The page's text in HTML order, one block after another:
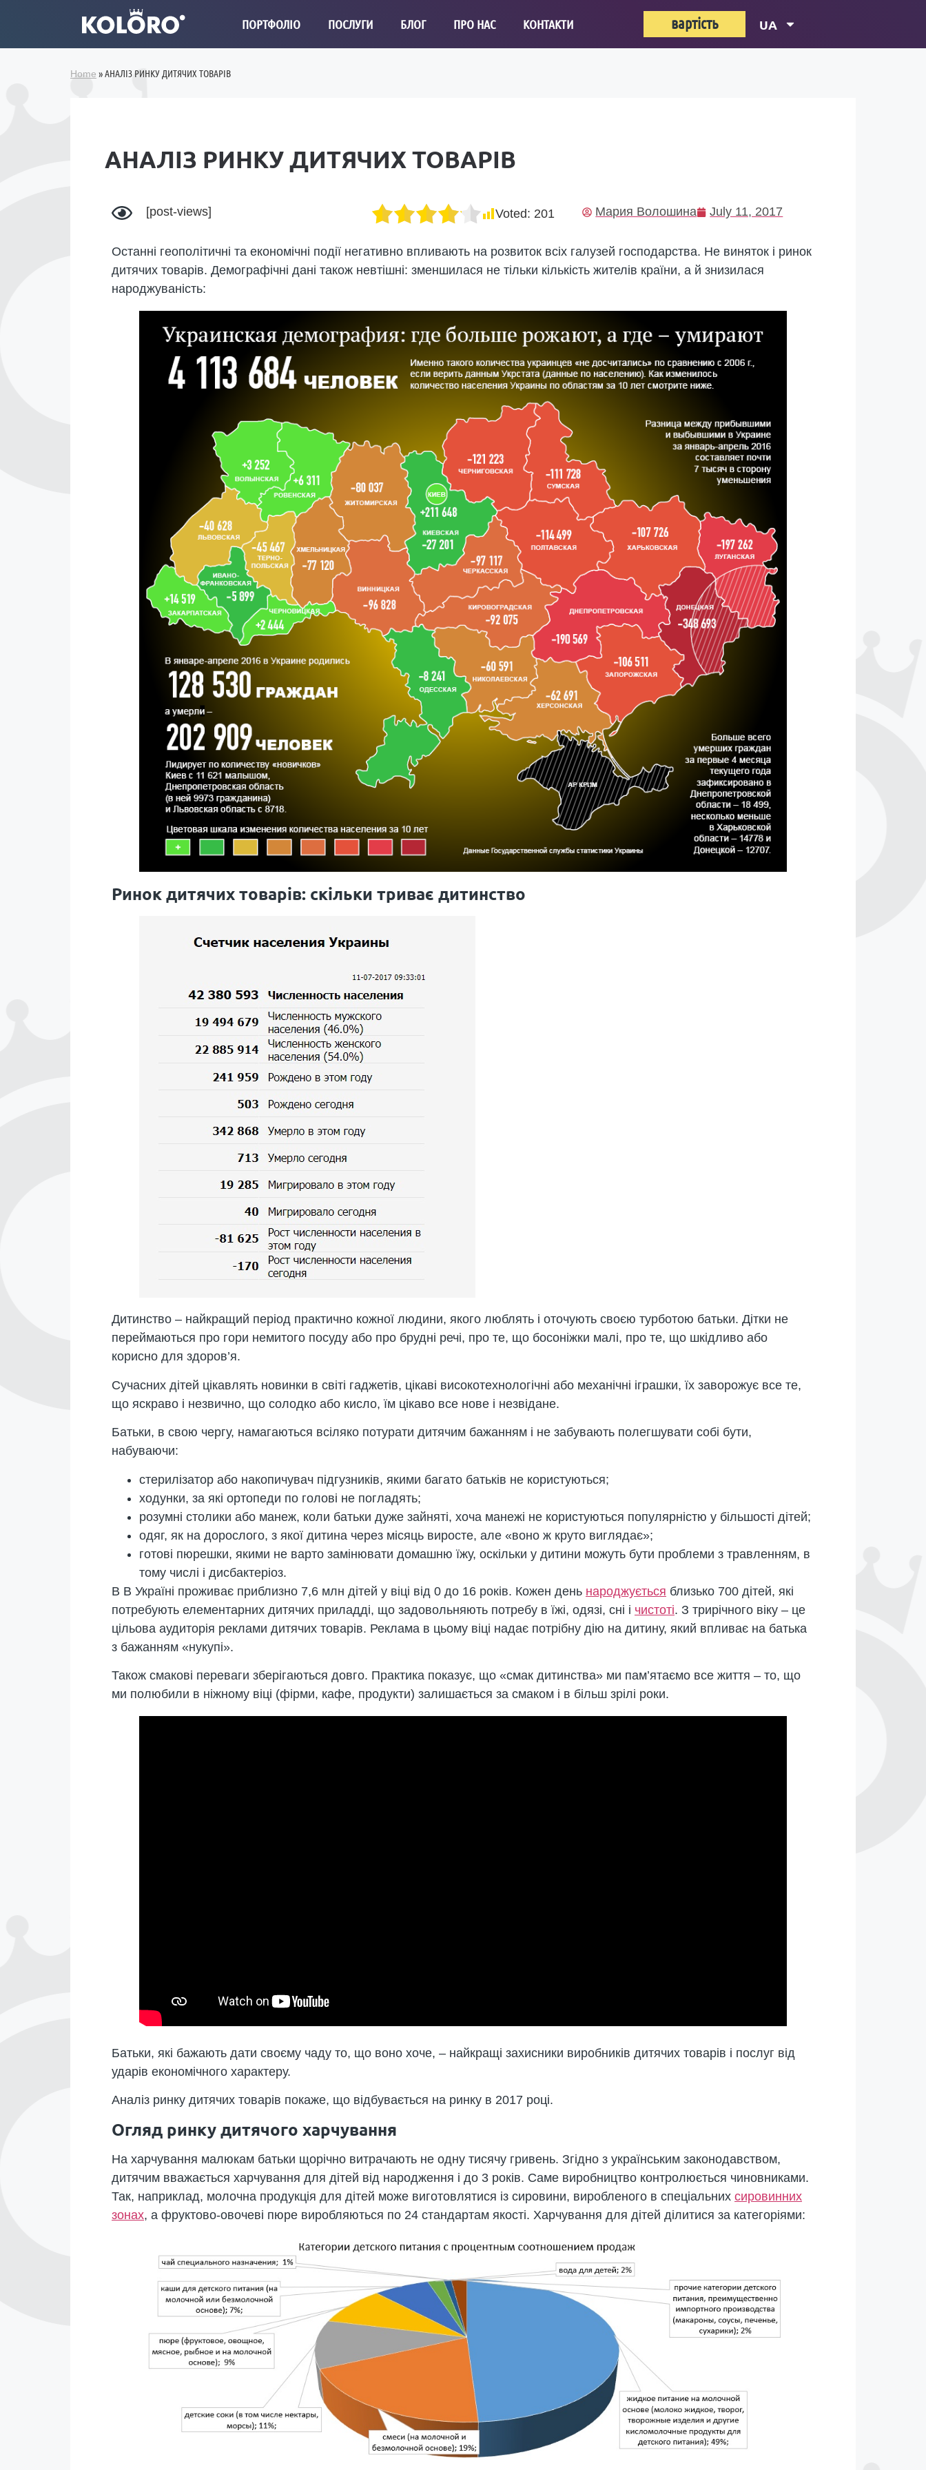
ПОРТФОЛІО ПОСЛУГИ БЛОГ ПРО НАС КОНТАКТИ вартість UA
Home »АНАЛІЗ РИНКУ ДИТЯЧИХ ТОВАРІВ
АНАЛІЗ РИНКУ ДИТЯЧИХ ТОВАРІВ
[post-views] Voted: 201 Мария Волошина July 11, 2017
Останні геополітичні та економічні події негативно впливають на розвиток всіх галузей господарства. Не виняток і ринок
дитячих товарів. Демографічні дані також невтішні: зменшилася не тільки кількість жителів країни, а й знизилася
народжуваність:
Ринок дитячих товарів: скільки триває дитинство
Дитинство – найкращий період практично кожної людини, якого люблять і оточують своєю турботою батьки. Дітки не
переймаються про гори немитого посуду або про брудні речі, про те, що босоніжки малі, про те, що шкідливо або
корисно для здоров’я.
Сучасних дітей цікавлять новинки в світі гаджетів, цікаві високотехнологічні або механічні іграшки, їх заворожує все те,
що яскраво і незвично, що солодко або кисло, їм цікаво все нове і незвідане.
Батьки, в свою чергу, намагаються всіляко потурати дитячим бажанням і не забувають полегшувати собі бути,
набуваючи:
стерилізатор або накопичувач підгузників, якими багато батьків не користуються;
ходунки, за які ортопеди по голові не погладять;
розумні столики або манеж, коли батьки дуже зайняті, хоча манежі не користуються популярністю у більшості дітей;
одяг, як на дорослого, з якої дитина через місяць виросте, але «воно ж круто виглядає»;
готові пюрешки, якими не варто замінювати домашню їжу, оскільки у дитини можуть бути проблеми з травленням, в
тому числі і дисбактеріоз.
В В Україні проживає приблизно 7,6 млн дітей у віці від 0 до 16 років. Кожен день народжується близько 700 дітей, які
потребують елементарних дитячих приладді, що задовольняють потребу в їжі, одязі, сні і чистоті. З трирічного віку – це
цільова аудиторія реклами дитячих товарів. Реклама в цьому віці надає потрібну дію на дитину, який впливає на батька
з бажанням «нукупі».
Також смакові переваги зберігаються довго. Практика показує, що «смак дитинства» ми пам’ятаємо все життя – то, що
ми полюбили в ніжному віці (фірми, кафе, продукти) залишається за смаком і в більш зрілі роки.
Батьки, які бажають дати своєму чаду то, що воно хоче, – найкращі захисники виробників дитячих товарів і послуг від
ударів економічного характеру.
Аналіз ринку дитячих товарів покаже, що відбувається на ринку в 2017 році.
Огляд ринку дитячого харчування
На харчування малюкам батьки щорічно витрачають не одну тисячу гривень. Згідно з українським законодавством,
дитячим вважається харчування для дітей від народження і до 3 років. Саме виробництво контролюється чиновниками.
Так, наприклад, молочна продукція для дітей може виготовлятися із сировини, виробленого в спеціальних сировинних
зонах, а фруктово-овочеві пюре виробляються по 24 стандартам якості. Харчування для дітей ділитися за категоріями: